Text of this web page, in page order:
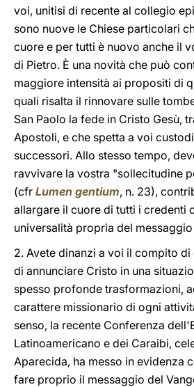
voi, unitisi di recente al collegio
sono nuove le Chiese particolari
cuore e per tutti è nuovo anche il
di Pietro. È una novità che può
maggiore intensità ai propositi di
quali risalta il rinnovare sulle
San Paolo la fede in Cristo Gesù,
Apostoli, e che spetta a voi
successori. Allo stesso tempo,
ravvivare la vostra "sollecitudine
(cfr Lumen gentium, n. 23),
allargare il cuore di tutti i credenti
universalità propria del
2. Avete dinanzi a voi il compito
di annunciare Cristo in una
spesso profonde trasformazioni,
carattere missionario di ogni
senso, la recente Conferenza
Latinoamericano e dei Caraibi,
Aparecida, ha messo in evidenza
fare proprio il messaggio del